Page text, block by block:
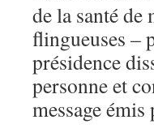
de la santé de
flingueuses –
présidence
personne et
message émis